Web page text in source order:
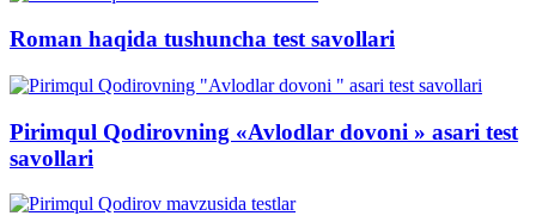
Roman haqida tushuncha test savollari
Pirimqul Qodirovning «Avlodlar dovoni » asari test
savollari